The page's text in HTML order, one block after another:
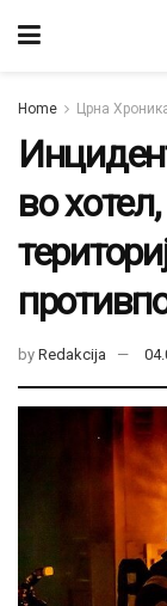
Home Црна
во
by Redakcija